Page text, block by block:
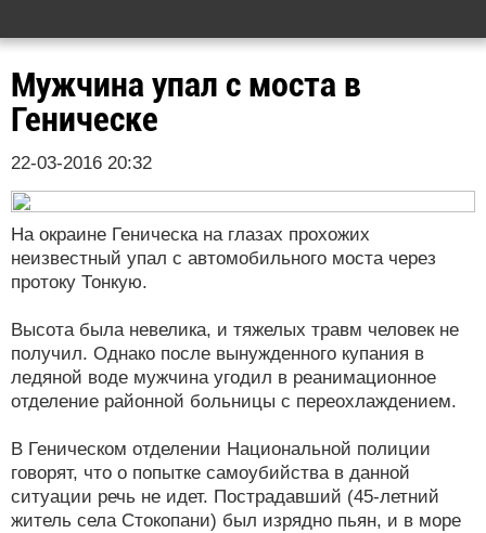
Мужчина упал с моста в
Геническе
22-03-2016 20:32
На окраине Геническа на глазах прохожих
неизвестный упал с автомобильного моста через
протоку Тонкую.
Высота была невелика, и тяжелых травм человек не
получил. Однако после вынужденного купания в
ледяной воде мужчина угодил в реанимационное
отделение районной больницы с переохлаждением.
В Геническом отделении Национальной полиции
говорят, что о попытке самоубийства в данной
ситуации речь не идет. Пострадавший (45-летний
житель села Стокопани) был изрядно пьян, и в море